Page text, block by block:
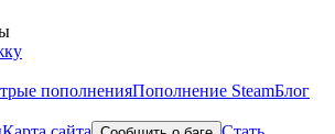
пополненияПополнение SteamБлог